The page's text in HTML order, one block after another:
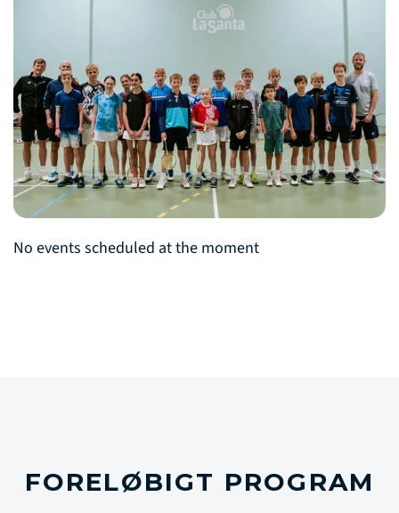
No events scheduled at the moment
FORELØBIGT PROGRAM